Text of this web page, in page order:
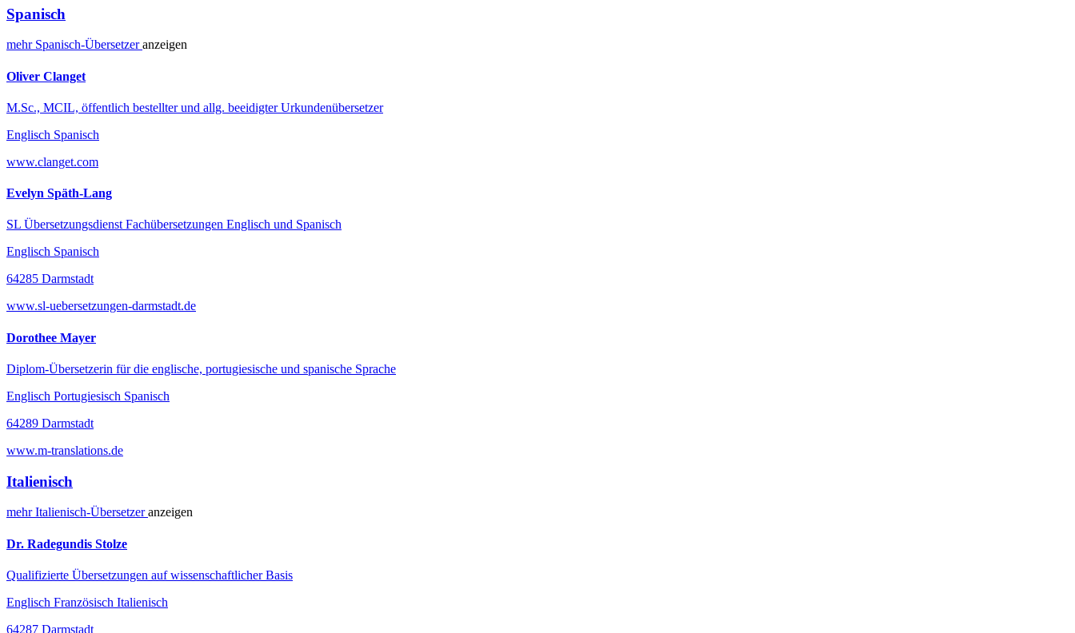
Spanisch
mehr Spanisch-Übersetzeranzeigen
Oliver Clanget
M.Sc., MCIL, öffentlich bestellter und allg. beeidigter Urkundenübersetzer
Englisch Spanisch
www.clanget.com
Evelyn Späth-Lang
SL Übersetzungsdienst Fachübersetzungen Englisch und Spanisch
Englisch Spanisch
64285 Darmstadt
www.sl-uebersetzungen-darmstadt.de
Dorothee Mayer
Diplom-Übersetzerin für die englische, portugiesische und spanische Sprache
Englisch Portugiesisch Spanisch
64289 Darmstadt
www.m-translations.de
Italienisch
mehrItalienisch-Übersetzeranzeigen
Dr. Radegundis Stolze
Qualifizierte Übersetzungen auf wissenschaftlicher Basis
Englisch Französisch Italienisch
64287 Darmstadt